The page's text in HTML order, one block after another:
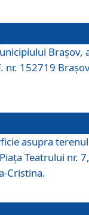
Braşov,
nr. 152719
asupra
Teatrului nr. 7,
Cristina.